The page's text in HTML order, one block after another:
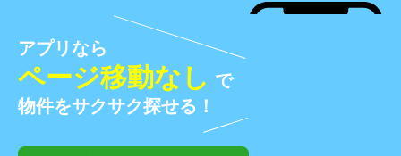
アプリなら
ページ移動なし で
物件をサクサク探せる！